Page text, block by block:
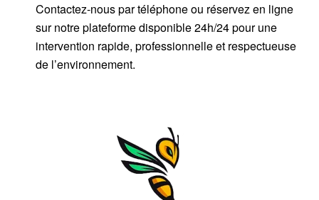
Contactez-nous partéléphoneou réservez en ligne
sur notre plateforme disponible 24h/24pour une
intervention rapide, professionnelle et respectueuse
de l’environnement.